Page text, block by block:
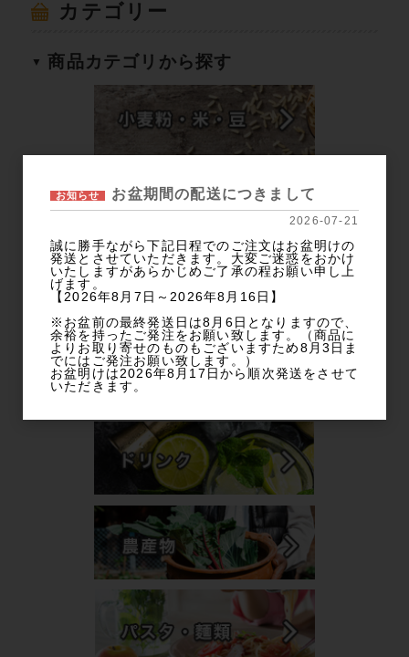
カテゴリー
商品カテゴリから探す
お知らせ お盆期間の配送につきまして
2026-07-21
誠に勝手ながら下記日程でのご注文はお盆明けの
発送とさせていただきます。大変ご迷惑をおかけ
いたしますがあらかじめご了承の程お願い申し上
げます。
【2026年8月7日～2026年8月16日】
※お盆前の最終発送日は8月6日となりますので、
余裕を持ったご発注をお願い致します。（商品に
よりお取り寄せのものもございますため8月3日ま
でにはご発注お願い致します。）
お盆明けは2026年8月17日から順次発送をさせて
いただきます。